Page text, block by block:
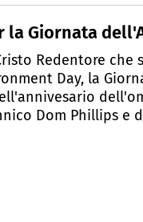
la Giornata
Redentore che
Day, la
Dom Phillips e